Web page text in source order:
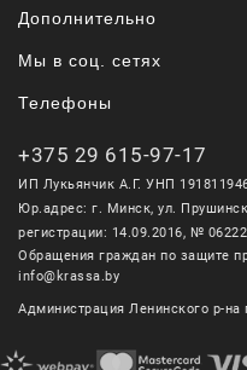
Дополнительно
Мы в соц. сетях
Телефоны
+375 29 615-97-17
ИП Лукьянчик А.Г. УНП
Юр.адрес: г. Минск, ул.
регистрации: 14.09.2016, №
Обращения граждан по защите
info@krassa.by
Администрация Ленинского р-на